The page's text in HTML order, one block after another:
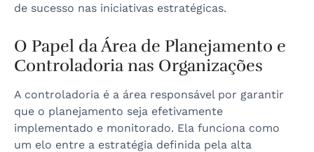
de sucesso nas iniciativas estratégicas.
O Papel da Área de Planejamento e
Controladoria nas Organizações
A controladoria é a área responsável por garantir
que o planejamento seja efetivamente
implementado e monitorado. Ela funciona como
um elo entre a estratégia definida pela alta